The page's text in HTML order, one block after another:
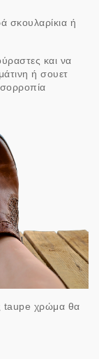
σκουλαρίκια ή
και να
ή σουετ
taupe χρώμα θα